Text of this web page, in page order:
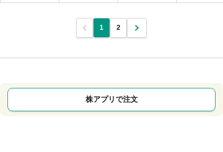
1 2
株アプリで注文